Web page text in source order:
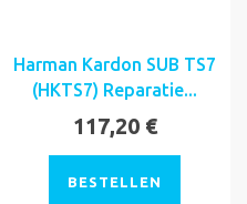
Harman Kardon SUB TS7
(HKTS7) Reparatie...
117,20 €
BESTELLEN